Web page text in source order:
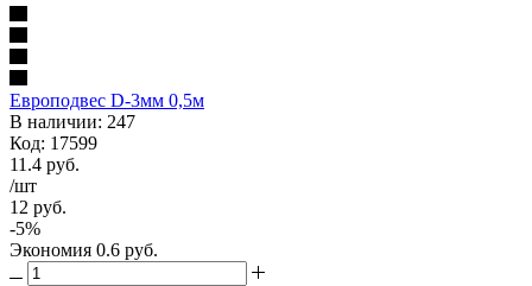
Европодвес D-3мм 0,5м
В наличии: 247
Код: 17599
11.4 руб.
/шт
12 руб.
-5%
Экономия 0.6 руб.